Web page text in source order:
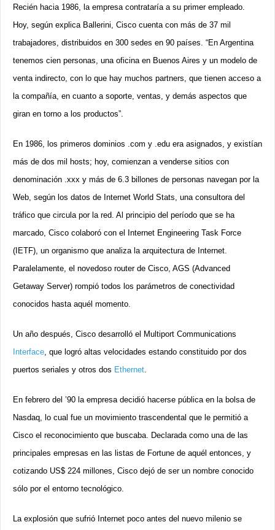
Recién hacia 1986, la empresa contrataría a su primer empleado.
Hoy, según explica Ballerini, Cisco cuenta con más de 37 mil
trabajadores, distribuidos en 300 sedes en 90 países. “En Argentina
tenemos cien personas, una oficina en Buenos Aires y un modelo de
venta indirecto, con lo que hay muchos partners, que tienen acceso a
la compañía, en cuanto a soporte, ventas, y demás aspectos que
giran en torno a los productos”.
En 1986, los primeros dominios .com y .edu era asignados, y existían
más de dos mil hosts; hoy, comienzan a venderse sitios con
denominación .xxx y más de 6.3 billones de personas navegan por la
Web, según los datos de Internet World Stats, una consultora del
tráfico que circula por la red. Al principio del período que se ha
marcado, Cisco colaboró con el Internet Engineering Task Force
(IETF), un organismo que analiza la arquitectura de Internet.
Paralelamente, el novedoso router de Cisco, AGS (Advanced
Getaway Server) rompió todos los parámetros de conectividad
conocidos hasta aquél momento.
Un año después, Cisco desarrolló el Multiport Communications
Interface, que logró altas velocidades estando constituido por dos
puertos seriales y otros dos Ethernet.
En febrero del ’90 la empresa decidió hacerse pública en la bolsa de
Nasdaq, lo cual fue un movimiento trascendental que le permitió a
Cisco el reconocimiento que buscaba. Declarada como una de las
principales empresas en las listas de Fortune de aquél entonces, y
cotizando US$ 224 millones, Cisco dejó de ser un nombre conocido
sólo por el entorno tecnológico.
La explosión que sufrió Internet poco antes del nuevo milenio se